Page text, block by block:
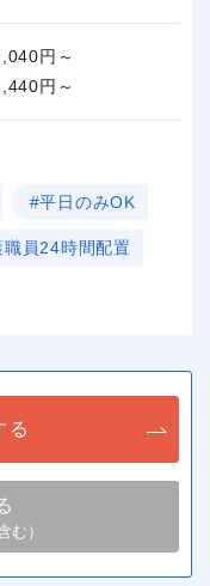
円～
円～
#平日のみOK
職員24時間配置
る
む）